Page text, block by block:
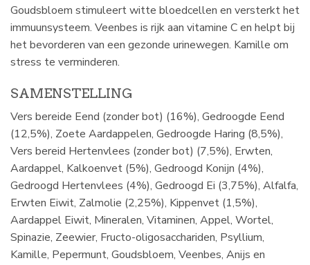
Goudsbloem stimuleert witte bloedcellen en versterkt het
immuunsysteem. Veenbes is rijk aan vitamine C en helpt bij
het bevorderen van een gezonde urinewegen. Kamille om
stress te verminderen.
SAMENSTELLING
Vers bereide Eend (zonder bot) (16%), Gedroogde Eend
(12,5%), Zoete Aardappelen, Gedroogde Haring (8,5%),
Vers bereid Hertenvlees (zonder bot) (7,5%), Erwten,
Aardappel, Kalkoenvet (5%), Gedroogd Konijn (4%),
Gedroogd Hertenvlees (4%), Gedroogd Ei (3,75%), Alfalfa,
Erwten Eiwit, Zalmolie (2,25%), Kippenvet (1,5%),
Aardappel Eiwit, Mineralen, Vitaminen, Appel, Wortel,
Spinazie, Zeewier, Fructo-oligosacchariden, Psyllium,
Kamille, Pepermunt, Goudsbloem, Veenbes, Anijs en